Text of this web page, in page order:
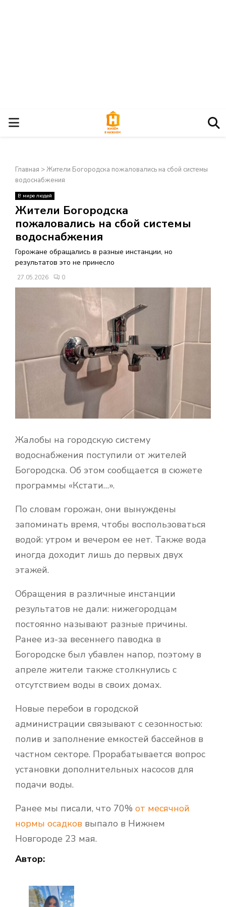
О
Н
О
В
Н
О
Е
Ю
Главная >Жители Богородска пожаловались на сбой системы
водоснабжения
В мире людей
Жители Богородска
пожаловались на сбой системы
водоснабжения
Горожане обращались в разные инстанции, но
результатов это не принесло
27.05.2026 0
Жалобы на городскую систему
водоснабжения поступили от жителей
Богородска. Об этом сообщается в сюжете
программы «Кстати…».
По словам горожан, они вынуждены
запоминать время, чтобы воспользоваться
водой: утром и вечером ее нет. Также вода
иногда доходит лишь до первых двух
этажей.
Обращения в различные инстанции
результатов не дали: нижегородцам
постоянно называют разные причины.
Ранее из-за весеннего паводка в
Богородске был убавлен напор, поэтому в
апреле жители также столкнулись с
отсутствием воды в своих домах.
Новые перебои в городской
администрации связывают с сезонностью:
полив и заполнение емкостей бассейнов в
частном секторе. Прорабатывается вопрос
установки дополнительных насосов для
подачи воды.
Ранее мы писали, что 70% от месячной
нормы осадков выпало в Нижнем
Новгороде 23 мая.
Автор: